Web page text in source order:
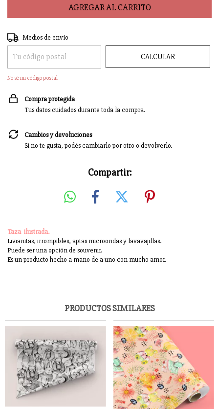
Entregas para el CP:
Medios de envío
CALCULAR
No sé mi código postal
Compra protegida
Tus datos cuidados durante toda la compra.
Cambios y devoluciones
Si no te gusta, podés cambiarlo por otro o devolverlo.
Compartir:
Taza ilustrada.
Livianitas, irrompibles, aptas microondas y lavavajillas.
Puede ser una opción de souvenir.
Es un producto hecho a mano de a uno con mucho amor.
PRODUCTOS SIMILARES